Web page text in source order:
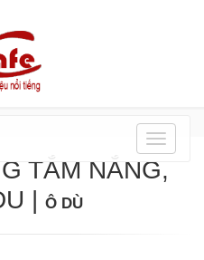
Danh
mục
TẮM NẮNG,
| Ô DÙ